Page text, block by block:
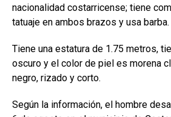
nacionalidad costarricense; tiene
tatuaje en ambos brazos y usa barba.
Tiene una estatura de 1.75 metros,
oscuro y el color de piel es morena
negro, rizado y corto.
Según la información, el hombre